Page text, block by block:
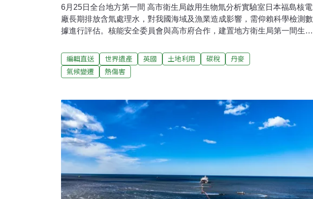
6月25日全台地方第一間 高市衛生局啟用生物氚分析實驗室日本福島核電
廠長期排放含氚處理水，對我國海域及漁業造成影響，需仰賴科學檢測數
據進行評估。核能安全委員會與高市府合作，建置地方衛生局第一間生物
考實驗室台灣於2013年發生鼬獾狂犬病，之後獸醫所與國際合作、簽訂世
界動物衛生組織（WOAH）狂犬病偶合計畫，檢測能力獲肯定，25日揭牌
成全球第14個WOAH認可的狂犬病參考實驗室。（中央社報導）全台高溫
編輯直送 世界遺產 英國 土地利用 碳稅
丹麥
氣候變遷
熱傷害